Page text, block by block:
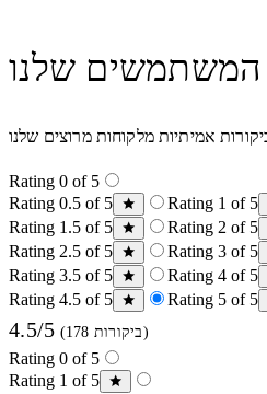
המשתמשים שלנו
אמיתיות מלקוחות מרוצים שלנו
Rating 0 of 5
Rating 0.5 of 5
Rating 1 of 5
Rating 1.5 of 5
Rating 2 of 5
Rating 2.5 of 5
Rating 3 of 5
Rating 3.5 of 5
Rating 4 of 5
Rating 4.5 of 5
Rating 5 of 5
4.5/5 (178 ביקורות)
Rating 0 of 5
Rating 1 of 5